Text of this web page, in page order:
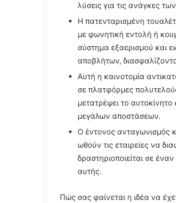
λύσεις για τις ανάγκες
Η πατενταρισμένη
με φωνητική εντολή ή
σύστημα εξαερισμού και
αποβλήτων,
Αυτή η καινοτομία
σε πλατφόρμες
μετατρέψει το
μεγάλων αποστάσεων.
Ο έντονος ανταγωνισμός
ωθούν τις εταιρείες να
δραστηριοποιείται σε
αυτής.
Πώς σας φαίνεται η ιδέα να